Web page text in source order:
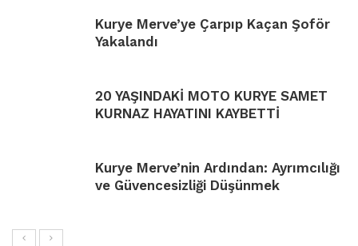
Kurye Merve’ye Çarpıp Kaçan Şoför
Yakalandı
20 YAŞINDAKİ MOTO KURYE SAMET
KURNAZ HAYATINI KAYBETTİ
Kurye Merve’nin Ardından: Ayrımcılığı
ve Güvencesizliği Düşünmek